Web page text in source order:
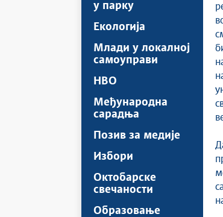
у парку
Екологија
Млади у локалној
самоуправи
НВО
Међународна
сарадња
Позив за медије
Избори
Октобарске
свечаности
Образовање